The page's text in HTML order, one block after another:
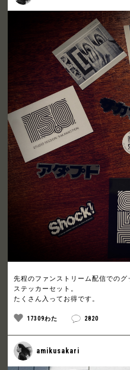
先程のファンストリーム配信でのグ
ステッカーセット。
たくさん入ってお得です。
17309わた 2820
amikusakari